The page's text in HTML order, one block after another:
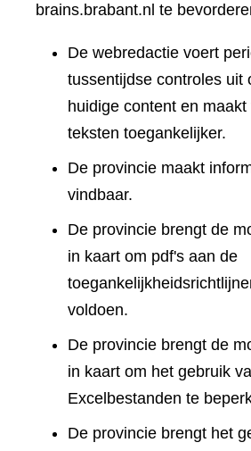
brains.brabant.nl te
De webredactie voert
tussentijdse controles uit
huidige content en
teksten toegankelijker.
De provincie maakt
vindbaar.
De provincie brengt de
in kaart om pdf's aan de
voldoen.
De provincie brengt de
in kaart om het gebruik
Excelbestanden te
De provincie brengt het